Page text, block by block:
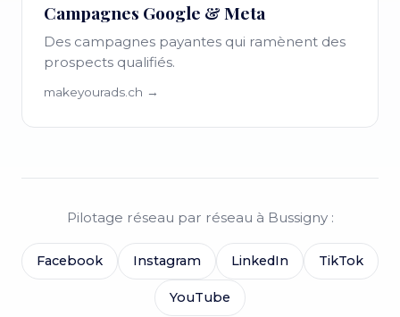
Campagnes Google & Meta
Des campagnes payantes qui ramènent des
prospects qualifiés.
makeyourads.ch →
Pilotage réseau par réseau à Bussigny :
Facebook Instagram LinkedIn TikTok
YouTube